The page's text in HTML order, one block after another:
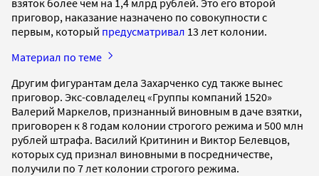
приговор, наказание назначено по совокупности с
первым, который предусматривал 13 лет колонии.
Материал по теме
Другим фигурантам дела Захарченко суд также вынес
приговор. Экс-совладелец «Группы компаний 1520»
Валерий Маркелов, признанный виновным в даче взятки,
приговорен к 8 годам колонии строгого режима и 500 млн
рублей штрафа. Василий Критинин и Виктор Белевцов,
которых суд признал виновными в посредничестве,
получили по 7 лет колонии строгого режима.